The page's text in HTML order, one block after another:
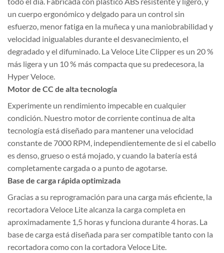
un cuerpo ergonómico y delgado para un control sin
esfuerzo, menor fatiga en la muñeca y una maniobrabilidad y
velocidad inigualables durante el desvanecimiento, el
degradado y el difuminado. La Veloce Lite Clipper es un 20 %
más ligera y un 10 % más compacta que su predecesora, la
Hyper Veloce.
Motor de CC de alta tecnología
Experimente un rendimiento impecable en cualquier
condición. Nuestro motor de corriente continua de alta
tecnología está diseñado para mantener una velocidad
constante de 7000 RPM, independientemente de si el cabello
es denso, grueso o está mojado, y cuando la batería está
completamente cargada o a punto de agotarse.
Base de carga rápida optimizada
Gracias a su reprogramación para una carga más eficiente, la
recortadora Veloce Lite alcanza la carga completa en
aproximadamente 1,5 horas y funciona durante 4 horas. La
base de carga está diseñada para ser compatible tanto con la
recortadora como con la cortadora Veloce Lite.